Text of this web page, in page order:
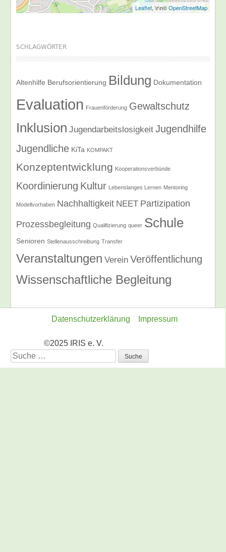
Leaflet, \r\n©OpenStreetMap
SCHLAGWÖRTER
Altenhilfe Berufsorientierung Bildung Dokumentation
Evaluation Frauenförderung Gewaltschutz
Inklusion Jugendarbeitslosigkeit Jugendhilfe
Jugendliche KiTa KOMPAKT
Konzeptentwicklung Kooperationsverbünde
Koordinierung Kultur Lebenslanges Lernen Mentoring
Modellvorhaben Nachhaltigkeit NEET Partizipation
Prozessbegleitung Qualifizierung queer Schule
Senioren Stellenausschreibung Transfer
Veranstaltungen Verein Veröffentlichung
Wissenschaftliche Begleitung
Datenschutzerklärung Impressum
©2025 IRIS e. V.
Suche
nach: